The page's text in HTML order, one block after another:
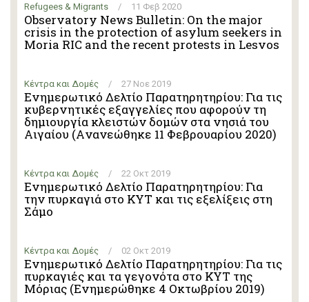
Refugees & Migrants / 11 Φεβ 2020
Observatory News Bulletin: On the major
crisis in the protection of asylum seekers in
Moria RIC and the recent protests in Lesvos
Κέντρα και Δομές / 27 Νοε 2019
Ενημερωτικό Δελτίο Παρατηρητηρίου: Για τις
κυβερνητικές εξαγγελίες που αφορούν τη
δημιουργία κλειστών δομών στα νησιά του
Αιγαίου (Aνανεώθηκε 11 Φεβρουαρίου 2020)
Κέντρα και Δομές / 22 Οκτ 2019
Ενημερωτικό Δελτίο Παρατηρητηρίου: Για
την πυρκαγιά στο ΚΥΤ και τις εξελίξεις στη
Σάμο
Κέντρα και Δομές / 02 Οκτ 2019
Ενημερωτικό Δελτίο Παρατηρητηρίου: Για τις
πυρκαγιές και τα γεγονότα στο ΚΥΤ της
Μόριας (Ενημερώθηκε 4 Οκτωβρίου 2019)